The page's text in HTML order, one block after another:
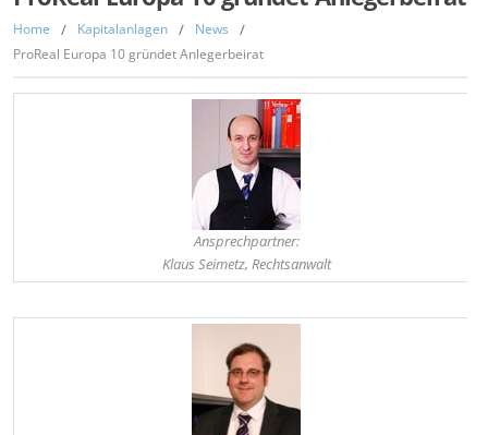
Home / Kapitalanlagen / News /
ProReal Europa 10 gründet Anlegerbeirat
Ansprechpartner:
Klaus Seimetz, Rechtsanwalt